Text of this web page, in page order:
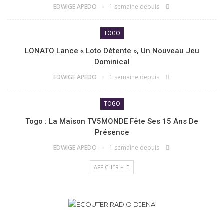
EDWIGE APEDO 1 semaine depuis
TOGO
LONATO Lance « Loto Détente », Un Nouveau Jeu
Dominical
EDWIGE APEDO 1 semaine depuis
TOGO
Togo : La Maison TV5MONDE Fête Ses 15 Ans De
Présence
EDWIGE APEDO 1 semaine depuis
AFFICHER +